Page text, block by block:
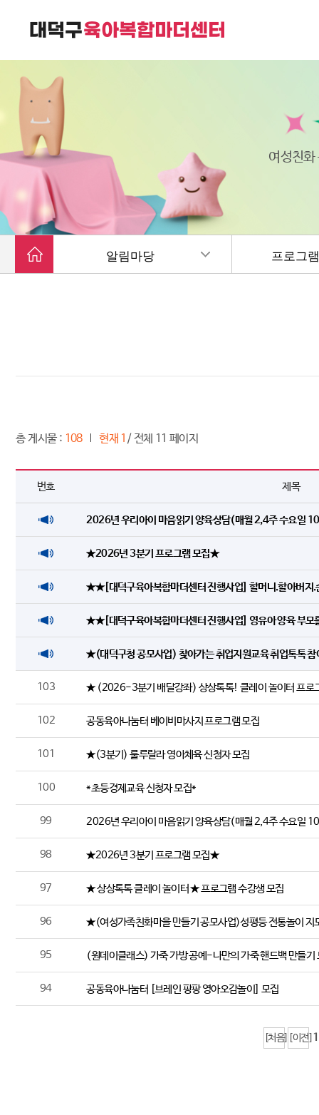
대덕구육아복합마더센터는
여성친화
알림마당 프로그
총 게시물 : 108 현재 1 / 전체 11 페이지
번호 제목
2026년 우리아이 마음읽기 양육상담(매월 2,4주 수요일
★2026년 3분기 프로그램 모집★
★★[대덕구육아복합마더센터 진행사업] 할머니.할아버
★★[대덕구육아복합마더센터 진행사업] 영유아 양육 부
★(대덕구청 공모사업) 찾아가는 취업지원교육 취업톡톡
103 ★ (2026-3분기 배달강좌) 상상톡톡! 클레이 놀이터 프로
102 공동육아나눔터 베이비마사지 프로그램 모집
101 ★(3분기) 룰루랄라 영아체육 신청자 모집
100 *초등경제교육 신청자 모집*
99 2026년 우리아이 마음읽기 양육상담(매월 2,4주 수요일
98 ★2026년 3분기 프로그램 모집★
97 ★ 상상톡톡 클레이 놀이터 ★ 프로그램 수강생 모집
96 ★(여성가족친화마을 만들기 공모사업)성평등 전통놀이
95 (원데이클래스) 가죽 가방 공예-나만의 가죽 핸드백 만들기
94 공동육아나눔터 [브레인 팡팡 영아오감놀이] 모집
[처음] [이전] 1